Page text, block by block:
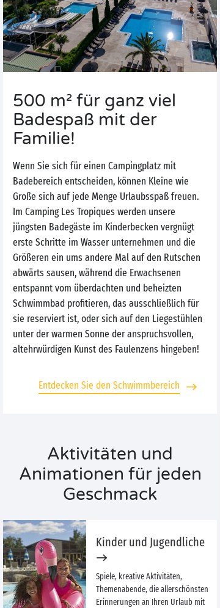
500 m² für ganz viel
Badespaß mit der
Familie!
Wenn Sie sich für einen Campingplatz mit
Badebereich entscheiden, können Kleine wie
Große sich auf jede Menge Urlaubsspaß freuen.
Im Camping Les Tropiques werden unsere
jüngsten Badegäste im Kinderbecken vergnügt
erste Schritte im Wasser unternehmen und die
Größeren ein ums andere Mal auf den Rutschen
abwärts sausen, während die Erwachsenen
entspannt vom überdachten und beheizten
Schwimmbad profitieren, das ausschließlich für
sie reserviert ist, oder sich auf den Liegestühlen
unter der warmen Sonne der anspruchsvollen,
altehrwürdigen Kunst des Faulenzens hingeben!
Entdecken Sie den Schwimmbereich
Aktivitäten und
Animationen für jeden
Geschmack
Kinder und Jugendliche
Spiele, kreative Aktivitäten,
Themenabende, die allerschönsten
Erinnerungen an Ihren Urlaub mit